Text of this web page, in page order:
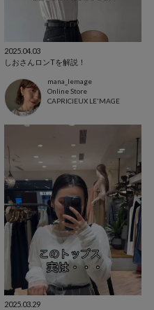
2025.04.03
しおさんロンTを解説！
mana_lemage
Online Store
CAPRICIEUX LE'MAGE
2025.03.29